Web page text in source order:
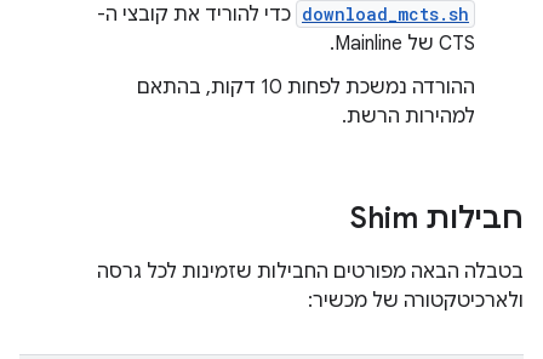
download_mcts.sh כדי להוריד את קובצי ה-
CTS של Mainline.
ההורדה נמשכת לפחות 10 דקות, בהתאם
למהירות הרשת.
חבילות Shim
בטבלה הבאה מפורטים החבילות שזמינות לכל גרסה
ולארכיטקטורה של מכשיר: